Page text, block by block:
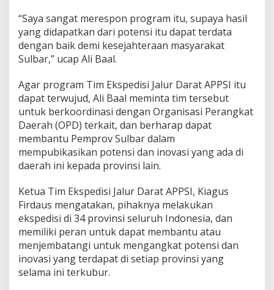
“Saya sangat merespon program itu, supaya hasil
yang didapatkan dari potensi itu dapat terdata
dengan baik demi kesejahteraan masyarakat
Sulbar,” ucap Ali Baal.
Agar program Tim Ekspedisi Jalur Darat APPSI itu
dapat terwujud, Ali Baal meminta tim tersebut
untuk berkoordinasi dengan Organisasi Perangkat
Daerah (OPD) terkait, dan berharap dapat
membantu Pemprov Sulbar dalam
mempubikasikan potensi dan inovasi yang ada di
daerah ini kepada provinsi lain.
Ketua Tim Ekspedisi Jalur Darat APPSI, Kiagus
Firdaus mengatakan, pihaknya melakukan
ekspedisi di 34 provinsi seluruh Indonesia, dan
memiliki peran untuk dapat membantu atau
menjembatangi untuk mengangkat potensi dan
inovasi yang terdapat di setiap provinsi yang
selama ini terkubur.